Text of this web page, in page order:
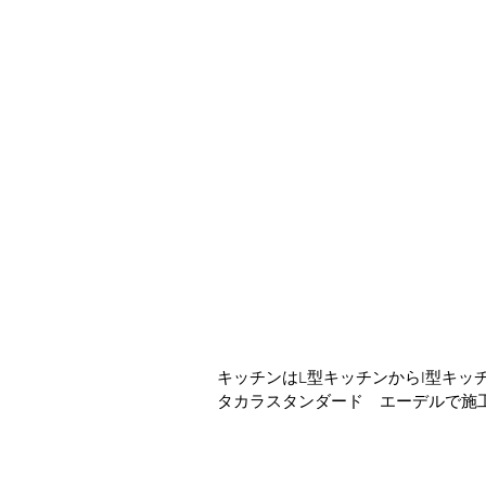
キッチンはL型キッチンからI型キッ
タカラスタンダード　エーデルで施